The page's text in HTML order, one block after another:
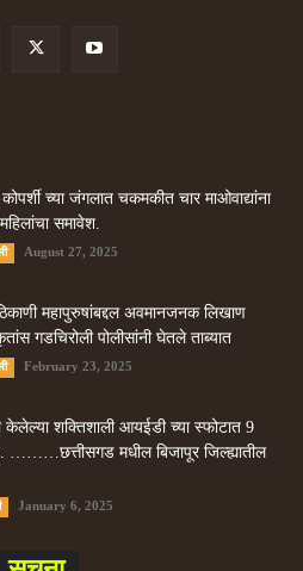
कोपर्शी च्या जंगलात चकमकीत चार माओवाद्यांना
समावेश.
August 27, 2025
महापुरुषांबद्दल अवमानजनक लिखाण
गडचिरोली पोलीसांनी घेतले ताब्यात
February 23, 2025
केलेल्या शक्तिशाली आयईडी च्या स्फोटात 9
………छत्तीसगड मधील बिजापूर जिल्ह्यातील
January 6, 2025